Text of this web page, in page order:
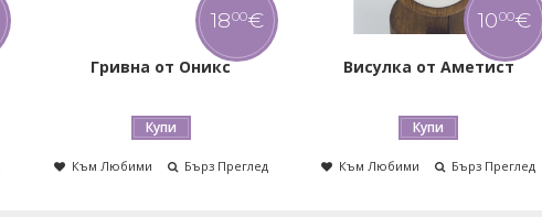
Висулка от Аметист
1000€
Купи
Към Любими Бърз Преглед
Пръстен от Сардоникс
900€
Купи
Към Любими Бърз Преглед